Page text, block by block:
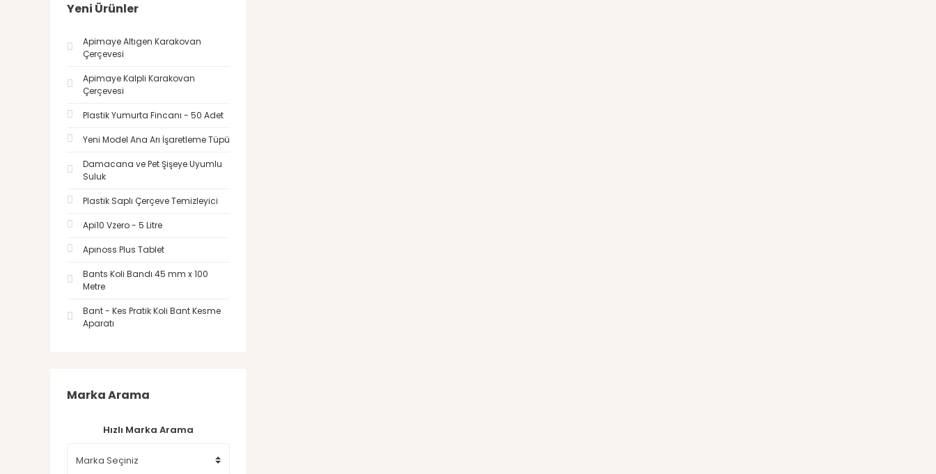
Yeni Ürünler
Apimaye Altıgen Karakovan
Çerçevesi
Apimaye Kalpli Karakovan
Çerçevesi
Plastik Yumurta Fincanı - 50 Adet
Yeni Model Ana Arı İşaretleme Tüpü
Damacana ve Pet Şişeye Uyumlu
Suluk
Plastik Saplı Çerçeve Temizleyici
Api10 Vzero - 5 Litre
Apınoss Plus Tablet
Bants Koli Bandı 45 mm x 100
Metre
Bant - Kes Pratik Koli Bant Kesme
Aparatı
Marka Arama
Hızlı Marka Arama